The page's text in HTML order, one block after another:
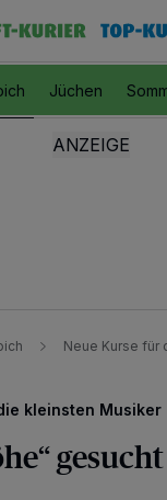
Jüchen
Neue Kurse für
kleinsten Musiker
gesucht